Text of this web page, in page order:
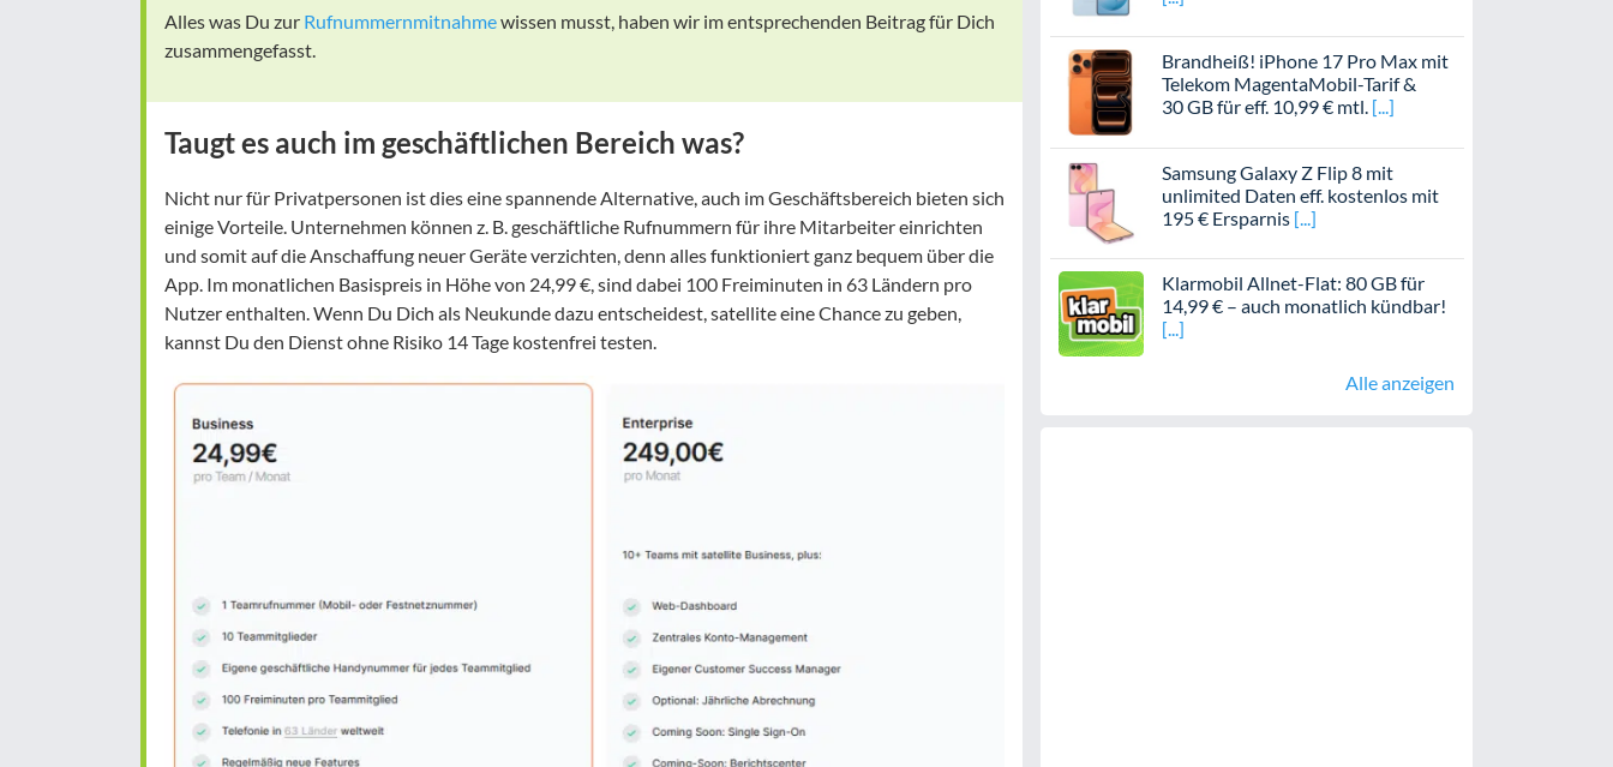
Alles was Du zur Rufnummernmitnahmewissen musst, haben wir im entsprechenden Beitrag für Dich
zusammengefasst.
Taugt es auch im geschäftlichen Bereich was?
Nicht nur für Privatpersonen ist dies eine spannende Alternative, auch im Geschäftsbereich bieten sich
einige Vorteile. Unternehmen können z. B. geschäftliche Rufnummern für ihre Mitarbeiter einrichten
und somit auf die Anschaffung neuer Geräte verzichten, denn alles funktioniert ganz bequem über die
App. Im monatlichen Basispreis in Höhe von 24,99 €, sind dabei 100 Freiminuten in 63 Ländern pro
Nutzer enthalten. Wenn Du Dich als Neukunde dazu entscheidest, satellite eine Chance zu geben,
kannst Du den Dienst ohne Risiko 14 Tage kostenfrei testen.
Brandheiß! iPhone 17 Pro Max mit
Telekom MagentaMobil-Tarif &
30 GB für eff. 10,99 € mtl.
Samsung Galaxy Z Flip 8 mit
unlimited Daten eff. kostenlos mit
195 € Ersparnis
Klarmobil Allnet-Flat: 80 GB für
14,99 € – auch monatlich kündbar!
Alle anzeigen